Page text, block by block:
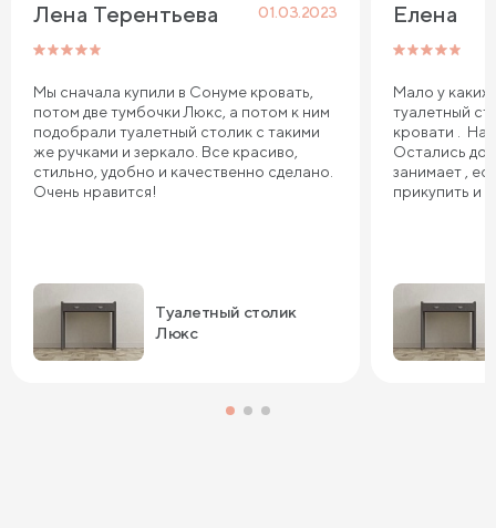
Лена Терентьева 01.03.2023
Мы сначала купили в Сонуме кровать,
потом две тумбочки Люкс, а потом к ним
подобрали туалетный столик с такими
же ручками и зеркало. Все красиво,
стильно, удобно и качественно сделано.
Очень нравится!
Туалетный столик
Люкс
Елена
Мало у каких
туалетный
кровати .
Остались
занимает ,
прикупить и